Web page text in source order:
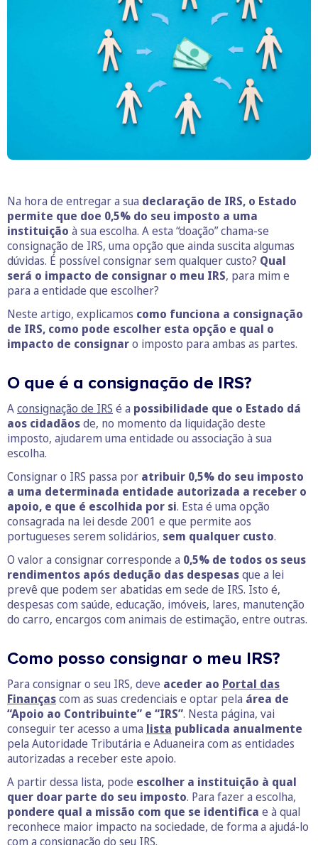
Na hora de entregar a sua declaração de IRS, o Estado
permite que doe 0,5% do seu imposto a uma
instituição à sua escolha. A esta “doação” chama-se
consignação de IRS, uma opção que ainda suscita algumas
dúvidas. É possível consignar sem qualquer custo? Qual
será o impacto de consignar o meu IRS, para mim e
para a entidade que escolher?
Neste artigo, explicamos como funciona a consignação
de IRS, como pode escolher esta opção e qual o
impacto de consignaro imposto para ambas as partes.
O que é a consignação de IRS?
Aconsignação de IRS é a possibilidade que o Estado dá
aos cidadãosde, no momento da liquidação deste
imposto, ajudarem uma entidade ou associação à sua
escolha.
Consignar o IRS passa por atribuir 0,5% do seu imposto
a uma determinada entidade autorizada a receber o
apoio, e que é escolhida por si. Esta é uma opção
consagrada na lei desde 2001 e que permite aos
portugueses serem solidários, sem qualquer custo.
O valor a consignar corresponde a 0,5% de todos os seus
rendimentos após dedução das despesasque a lei
prevê que podem ser abatidas em sede de IRS. Isto é,
despesas com saúde, educação, imóveis, lares, manutenção
do carro, encargos com animais de estimação, entre outras.
Como posso consignar o meu IRS?
Para consignar o seu IRS, deve aceder ao Portal das
Finançascom as suas credenciais e optar pela área de
“Apoio ao Contribuinte” e “IRS”. Nesta página, vai
conseguir ter acesso a uma lista publicada anualmente
pela Autoridade Tributária e Aduaneira com as entidades
autorizadas a receber este apoio.
A partir dessa lista, pode escolher a instituição à qual
quer doar parte do seu imposto. Para fazer a escolha,
pondere qual a missão com que se identifica e à qual
reconhece maior impacto na sociedade, de forma a ajudá-lo
com a consignação do seu IRS.